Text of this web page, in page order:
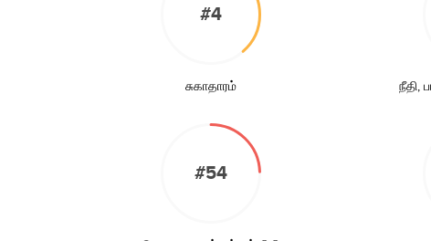
#4
சுகாதாரம் நீதி,
#54